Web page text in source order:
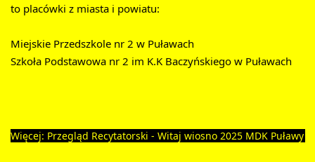
to placówki z miasta i powiatu:
Miejskie Przedszkole nr 2 w Puławach
Szkoła Podstawowa nr 2 im K.K Baczyńskiego w Puławach